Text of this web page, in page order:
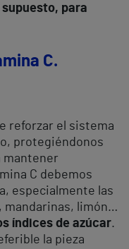
para
C.
reforzar el sistema
protegiéndonos
mantener
C debemos
especialmente las
mandarinas, limón…
índices de azúcar.
la pieza